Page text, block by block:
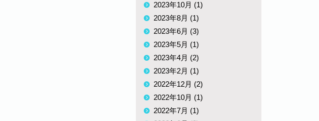
2023年10月 (1)
2023年8月 (1)
2023年6月 (3)
2023年5月 (1)
2023年4月 (2)
2023年2月 (1)
2022年12月 (2)
2022年10月 (1)
2022年7月 (1)